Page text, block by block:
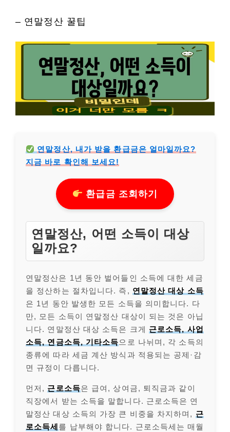
– 연말정산 꿀팁
연말정산, 내가 받을 환급금은 얼마일까요?
지금 바로 확인해 보세요!
환급금 조회하기
연말정산, 어떤 소득이 대상
일까요?
연말정산은 1년 동안 벌어들인 소득에 대한 세금
을 정산하는 절차입니다. 즉, 연말정산 대상 소득
은 1년 동안 발생한 모든 소득을 의미합니다. 다
만, 모든 소득이 연말정산 대상이 되는 것은 아닙
니다. 연말정산 대상 소득은 크게 근로소득, 사업
소득, 연금소득, 기타소득으로 나뉘며, 각 소득의
종류에 따라 세금 계산 방식과 적용되는 공제·감
면 규정이 다릅니다.
먼저, 근로소득은 급여, 상여금, 퇴직금과 같이
직장에서 받는 소득을 말합니다. 근로소득은 연
말정산 대상 소득의 가장 큰 비중을 차지하며, 근
로소득세 를 납부해야 합니다. 근로소득세는 매월